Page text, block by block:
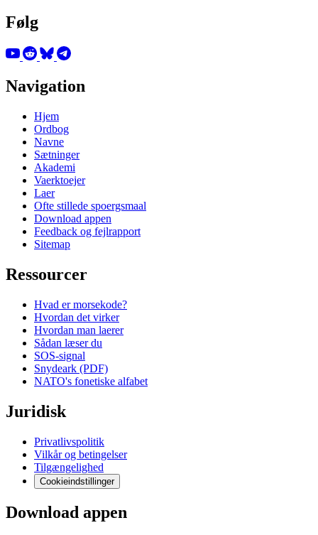
Følg
Navigation
Hjem
Ordbog
Navne
Sætninger
Akademi
Vaerktoejer
Laer
Ofte stillede spoergsmaal
Download appen
Feedback og fejlrapport
Sitemap
Ressourcer
Hvad er morsekode?
Hvordan det virker
Hvordan man laerer
Sådan læser du
SOS-signal
Snydeark (PDF)
NATO's fonetiske alfabet
Juridisk
Privatlivspolitik
Vilkår og betingelser
Tilgængelighed
Cookieindstillinger
Download appen